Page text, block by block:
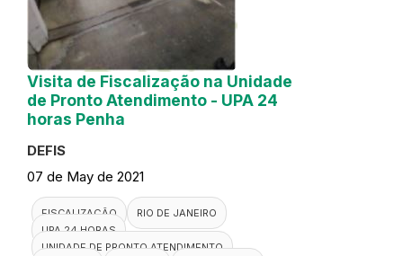
Visita de Fiscalização na Unidade
de Pronto Atendimento - UPA 24
horas Penha
DEFIS
07 de May de 2021
FISCALIZAÇÃO
RIO DE JANEIRO
UPA 24 HORAS
UNIDADE DE PRONTO ATENDIMENTO